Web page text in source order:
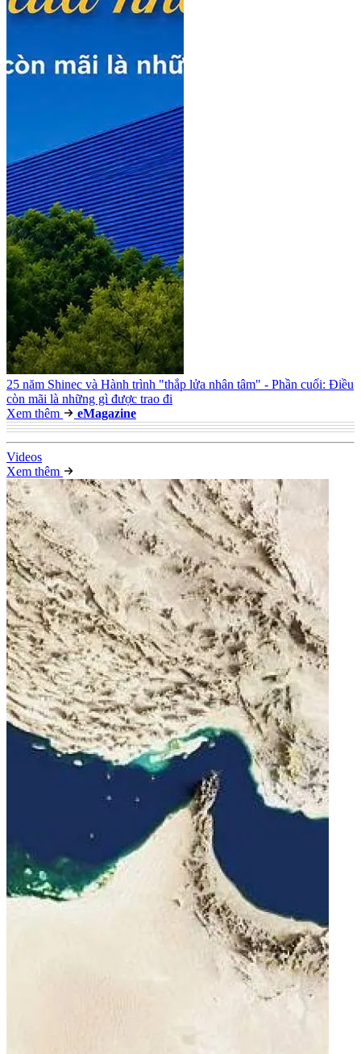
25 năm Shinec và Hành trình "thắp lửa nhân tâm" - Phần cuối: Điều
còn mãi là những gì được trao đi
Xem thêm
eMagazine
Videos
Xem thêm